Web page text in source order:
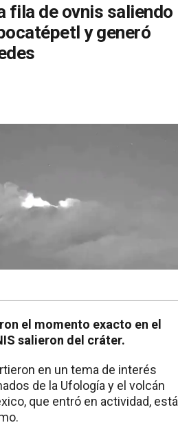
fila de ovnis saliendo
y generó
el momento exacto en el
salieron del cráter.
en un tema de interés
de la Ufología y el volcán
que entró en actividad, está